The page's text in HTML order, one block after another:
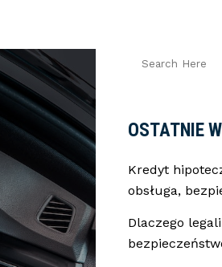
OSTATNIE
Kredyt
obsługa,
Dlaczego